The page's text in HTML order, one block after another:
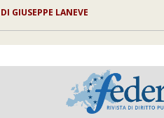
DI GIUSEPPE LANEVE